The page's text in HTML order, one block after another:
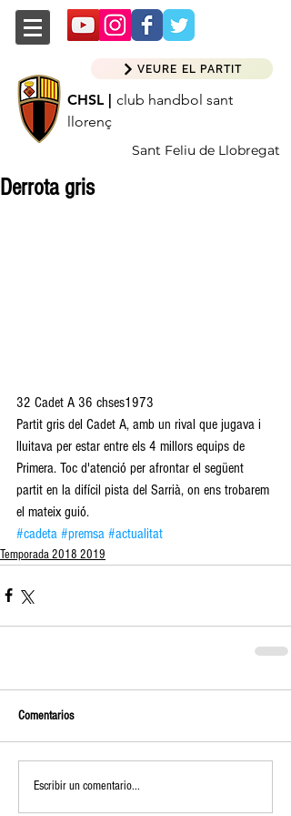
CHSL | club handbol sant
llorenç
Sant Feliu de Llobregat
VEURE EL PARTIT
Derrota gris
32 Cadet A 36 chses1973
Partit gris del Cadet A, amb un rival que jugava i
lluitava per estar entre els 4 millors equips de
Primera. Toc d'atenció per afrontar el següent
partit en la difícil pista del Sarrià, on ens trobarem
el mateix guió.
#cadeta #premsa #actualitat
Temporada 2018 2019
Comentarios
Escribir un comentario...